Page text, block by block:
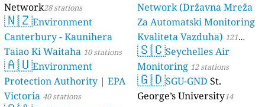
Network28 stations
🇳🇿Environment
Canterbury - Kaunihera
Taiao Ki Waitaha 10 stations
🇦🇺Environment
Protection Authority | EPA
Victoria 40 stations
Network (Državna Mreža
Za Automatski Monitoring
Kvaliteta Vazduha) 121
stations
🇸🇨Seychelles Air
Monitoring 12 stations
🇬🇩SGU-GND St.
George’s University14